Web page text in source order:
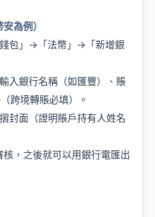
為例）
包」→「法幣」→「新增銀
入銀行名稱（如匯豐）、賬
跨境轉賬必填）。
封面（證明賬戶持有人姓名
，之後就可以用銀行電匯出